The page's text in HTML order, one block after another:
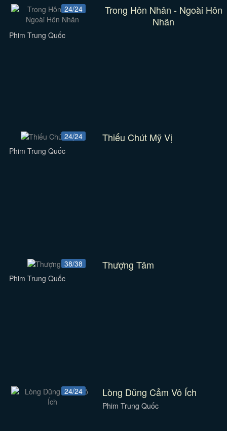
24/24
Trong Hôn Nhân - Ngoài Hôn
Nhân
Phim Trung Quốc
24/24 Thiếu Chút Mỹ Vị
Phim Trung Quốc
38/38 Thượng Tâm
Phim Trung Quốc
24/24 Lòng Dũng Cảm Vô Ích
Phim Trung Quốc